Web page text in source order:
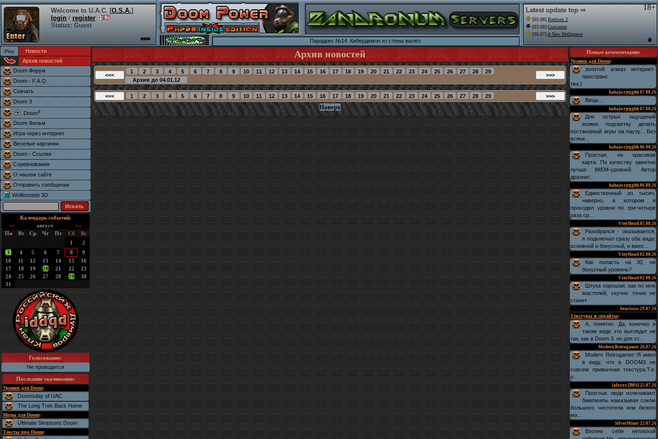
18+
Welcome to U.A.C. [O.S.A.]
login / register
Status: Guest
Latest update top ⇒
[03.08] Reelism 2
[03.08] Guncaster
[30.07] A New Hellspawn
Парадокс №14: Кибердемон из стены вылез.
Новости
Архив новостей
Doom Форум
Doom - F.A.Q.
Скачать
Doom 3
Doom®
Doom Фильм
Игра через интернет
Веселые картинки
Doom - Ссылки
Соревнования
О нашем сайте
Отправить сообщение
Wolfenstein 3D
Календарь событий:
««
август
»»
Пн
Вт Ср Чт Пт Сб
Вс
1
2
3
4 5 6 7 8
9
10
11 12 13 14 15
16
17
18 19 20 21 22
23
24
25 26 27 28 29
30
31
Голосование:
Не проводится
Последние скачивания:
Уровни для Doom:
Doomsday of UAC
The Long Trek Back Home
Моды для Doom:
Ultimate Simpsons Doom
Тексты про Doom:
Архив новостей
Наверх
Новые комментарии:
Уровни для Doom:
золотой алмаз интернет-
пространс
тва:)
hahajwrjegghh 07.08.26
Вещь...
hahajwrjegghh 07.08.26
Для острых ощущений
можно подсветку делать
постановкой игры на паузу... Без
всяки...
hahajwrjegghh 06.08.26
Простая, но красивая
карта. По качеству заметно
лучше MIEM-уровней. Автор
дразнит...
hahajwrjegghh 06.08.26
Единственный из тысяч,
наверно, в котором я
проходил уровни по три-четыре
раза ср...
Vinylhead 05.08.26
Разобрался - оказывается,
я подключил сразу оба вада:
основной и бонусный, и вмес...
Vinylhead 02.08.26
Как попасть на 30, не
бонусный уровень?
Vinylhead 02.08.26
Штука хорошая, как по мне
мастплей, скучно точно не
станет
beavissss 29.07.26
Текстуры и спрайты:
А, понятно. Да, конечно в
таком виде это выглядит не
так, как в Doom 3, но для ст...
Modern Retrogamer 26.07.26
Modern Retrogamer::Я имел
в виду, что в DOOM3 не
совсем привычная текстура.Т.е.
о...
lafoxxx [B0S] 25.07.26
Простые люди излечивают
бампмапы намазывая соком
большого чистотела или белого
мо...
SilverMiner 22.07.26
Вполне себе неплохой